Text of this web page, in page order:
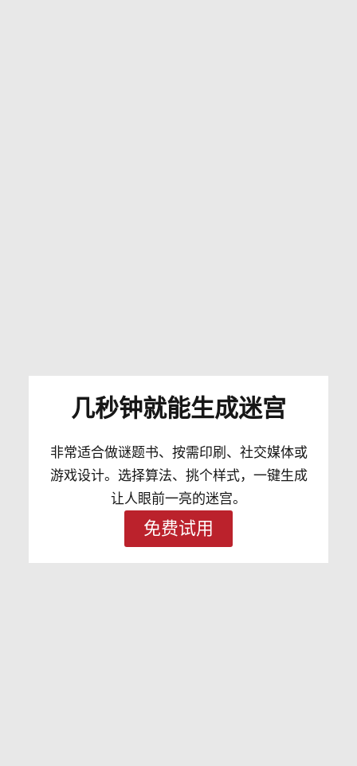
几秒钟就能生成迷宫
非常适合做谜题书、按需印刷、社交媒体或
游戏设计。选择算法、挑个样式，一键生成
让人眼前一亮的迷宫。
免费试用